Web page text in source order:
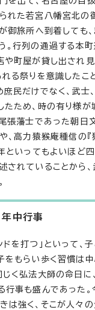
れた若宮八幡宮北の
が御旅所へ到着しても
。行列の通過する本
や町屋が貸し出され
れる祭りを意識したこ
庶民だけでなく、武士
たため、時の有り様
尾張藩士であった朝
や、高力猿猴庵種信の
といってもよいほど四
されていることから
中行事
ドを打つ」といって、
をもらい歩く習慣は
じく弘法大師の命日に
行事も盛んであった。
は強く、そこが人々